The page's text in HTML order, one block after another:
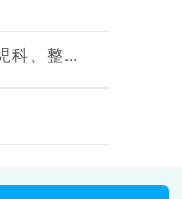
神経内科、精神科、神経科、アレルギー科、リウマチ科、小児科、整形外科、形成外科、美容外科、脳神経外科、呼吸器外科、心臓血管外科、小児外科、皮膚科、泌尿器科、産婦人科、産科、婦人科、眼科、耳鼻咽喉科、気管食道科、放射線科、リハビリテーション科、麻酔科、ペインクリニック、人工透析科、緩和ケア科、一般内科、循環器内科、呼吸器内科、消化器内科、内分泌・代謝内科、腎臓内科、老年内科、血液内科、外科系全般、一般外科、消化器外科、乳腺外科、総合診療科、美容皮膚科、健診・人間ドック、救急科・ＩＣＵ、病理科、基礎医学系、膠原病科、スポーツ整形外科、大腸・肛門外科、産業医、脊髄・脊椎外科